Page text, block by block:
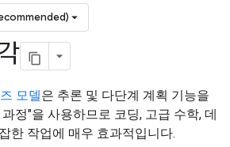
모델은 추론 및 다단계 계획 기능을
정"을 사용하므로 코딩, 고급 수학, 데
한 작업에 매우 효과적입니다.